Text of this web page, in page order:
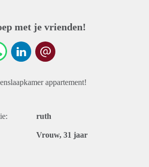
met je vrienden!
appartement!
ruth
Vrouw, 31 jaar